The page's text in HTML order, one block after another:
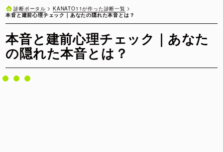
診断ポータル
KANATO11が作った診断一覧
本音と建前心理チェック｜あなたの隠れた本音とは？
本音と建前心理チェック｜あなた
の隠れた本音とは？